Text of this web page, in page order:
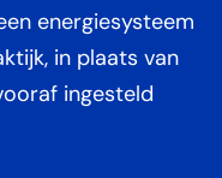
energiesysteem
in plaats van
ingesteld